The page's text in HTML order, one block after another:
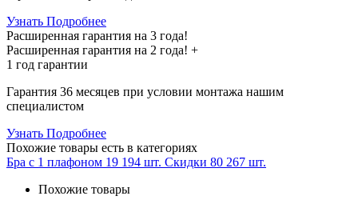
Узнать Подробнее
Расширенная гарантия на 3 года!
Расширенная гарантия на 2 года! +
1 год гарантии
Гарантия 36 месяцев при условии монтажа нашим
специалистом
Узнать Подробнее
Похожие товары есть в категориях
Бра с 1 плафоном 19 194 шт. Скидки 80 267 шт.
Похожие товары